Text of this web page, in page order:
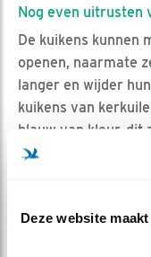
Deze website
Nog even uitrusten
De kuikens kunnen
openen, naarmate
langer en wijder
kuikens van
blauw van kleur, dit
pupil. De kuikens
clipjes van gaan